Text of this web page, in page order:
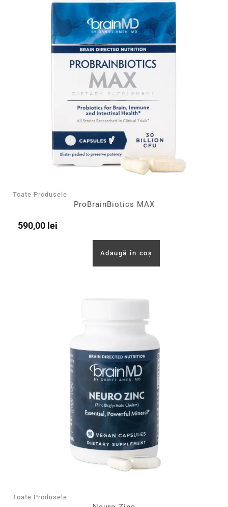
Toate Produsele
ProBrainBiotics MAX
590,00 lei
Adaugă în coș
Toate Produsele